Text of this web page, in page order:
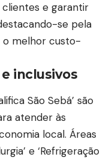
e garantir
se pela
o melhor custo-
inclusivos
São Sebá’ são
atender às
local. Áreas
e ‘Refrigeração